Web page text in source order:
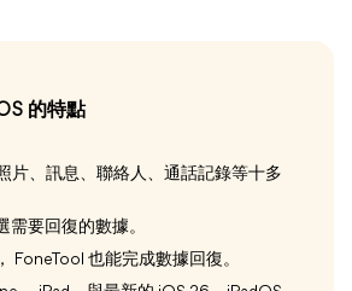
的特點
片、訊息、聯絡人、通話記錄等十多
需要回復的數據。
FoneTool 也能完成數據回復。